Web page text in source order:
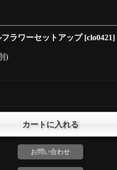
ラワーセットアップ [clo0421]
)
お問い合わせ